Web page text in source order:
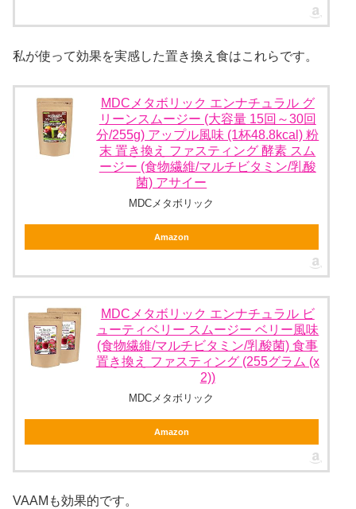
私が使って効果を実感した置き換え食はこれらです。
MDCメタボリック エンナチュラル グ
リーンスムージー (大容量 15回～30回
分/255g) アップル風味 (1杯48.8kcal) 粉
末 置き換え ファスティング 酵素 スム
ージー (食物繊維/マルチビタミン/乳酸
菌) アサイー
MDCメタボリック
Amazon
MDCメタボリック エンナチュラル ビ
ューティベリー スムージー ベリー風味
(食物繊維/マルチビタミン/乳酸菌) 食事
置き換え ファスティング (255グラム (x
2))
MDCメタボリック
Amazon
VAAMも効果的です。